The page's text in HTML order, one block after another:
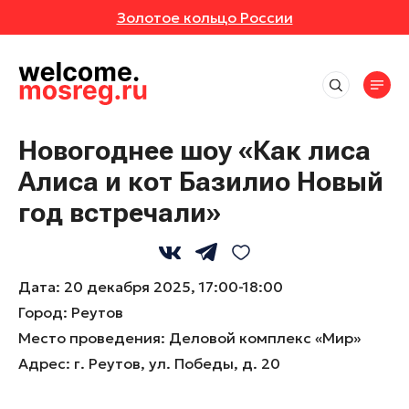
Золотое кольцо России
Места
Отели
Рестораны
Активный отдых
Природа и животные
Отдохнуть и выспаться
Рыбалка
Фермы
Глэмпинги
Экскурсионные маршруты
Гастротуризм
Народные художественные промыслы
Детские маршруты
Москва + Подмосковье: два ритма
идеального путешествия
Автомобильные маршруты
События
Все события
Концерты
Экскурсии
Мастер-классы
Истории
Музеи
КЛАССЫ
Новогоднее шоу «Как лиса
Алиса и кот Базилио Новый
год встречали»
Дата: 20 декабря 2025, 17:00-18:00
Город: Реутов
Место проведения: Деловой комплекс «Мир»
Адрес: г. Реутов, ул. Победы, д. 20